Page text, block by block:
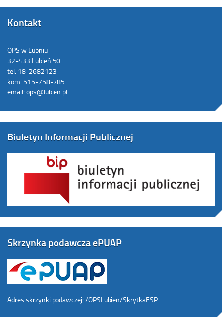
Kontakt
OPS w Lubniu
32-433 Lubień 50
tel: 18-2682123
kom. 515-758-785
email: ops@lubien.pl
Biuletyn Informacji Publicznej
Skrzynka podawcza ePUAP
Adres skrzynki podawczej: /OPSLubien/SkrytkaESP